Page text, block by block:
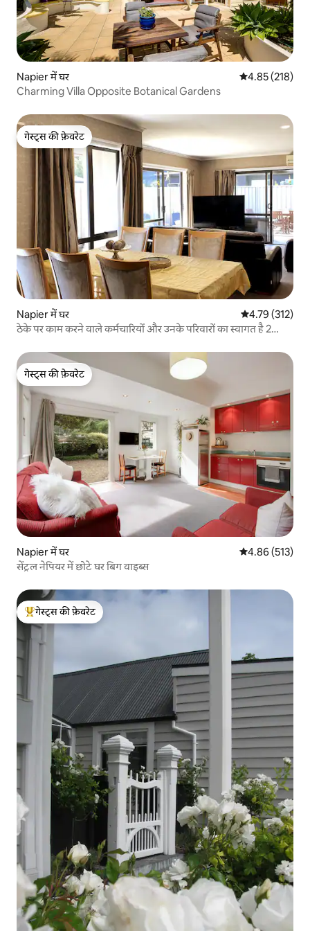
Napier में घर औसत रेटिंग 5 में से
4.85 (218)
Charming Villa Opposite Botanical Gardens
गेस्ट्स की फ़ेवरेट
गेस्ट्स की फ़ेवरेट
Napier में घर औसत रेटिंग 5 में से
4.79 (312)
ठेके पर काम करने वाले कर्मचारियों और उनके परिवारों का स्वागत है 2
गेस्ट्स की फ़ेवरेट
गेस्ट्स की फ़ेवरेट
Napier में घर औसत रेटिंग 5 में से
4.86 (513)
सेंट्रल नेपियर में छोटे घर बिग वाइब्स
गेस्ट्स का टॉप फ़ेवरेट
गेस्ट्स की फ़ेवरेट